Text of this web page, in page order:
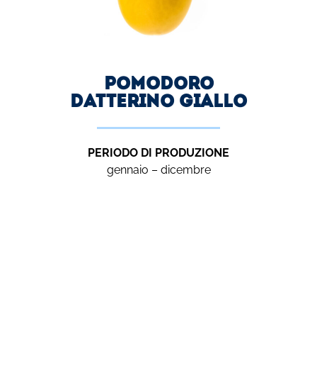
Pomodoro
DATTERINO GIALLO
PERIODO DI PRODUZIONE
gennaio – dicembre